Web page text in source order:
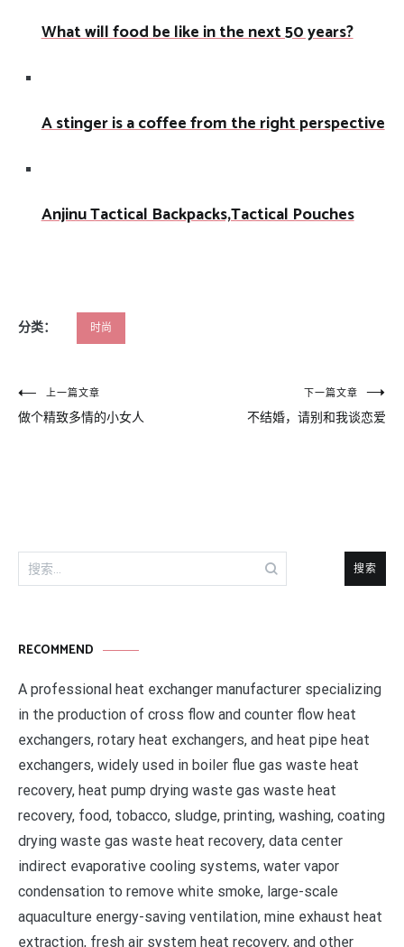
What will food be like in the next 50 years?
A stinger is a coffee from the right perspective
Anjinu Tactical Backpacks,Tactical Pouches
分类： 时尚
文
章
上一篇文章
做个精致多情的小女人
下一篇文章
不结婚，请别和我谈恋爱
搜
索：
RECOMMEND
A professional heat exchanger manufacturer specializing
in the production of cross flow and counter flow heat
exchangers, rotary heat exchangers, and heat pipe heat
exchangers, widely used in boiler flue gas waste heat
recovery, heat pump drying waste gas waste heat
recovery, food, tobacco, sludge, printing, washing, coating
drying waste gas waste heat recovery, data center
indirect evaporative cooling systems, water vapor
condensation to remove white smoke, large-scale
aquaculture energy-saving ventilation, mine exhaust heat
extraction, fresh air system heat recovery, and other